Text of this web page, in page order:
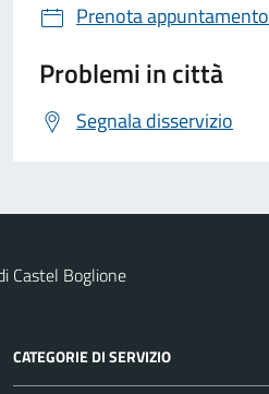
Prenota appuntamento
Problemi in città
Segnala disservizio
Castel Boglione
CATEGORIE DI SERVIZIO